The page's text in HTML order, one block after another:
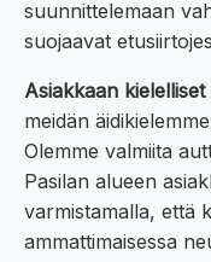
suunnittelemaan
suojaavat
Asiakkaan
meidän
Olemme valmiita
Pasilan alueen
varmistamalla, että
ammattimaisessa